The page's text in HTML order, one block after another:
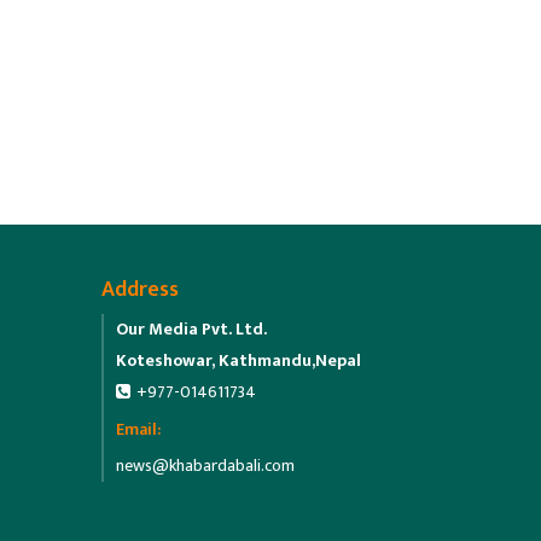
Address
Our Media Pvt. Ltd.
Koteshowar, Kathmandu,Nepal
+977-014611734
Email:
news@khabardabali.com